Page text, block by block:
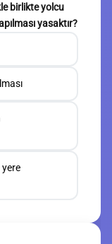
birlikte yolcu
yasaktır?
yere